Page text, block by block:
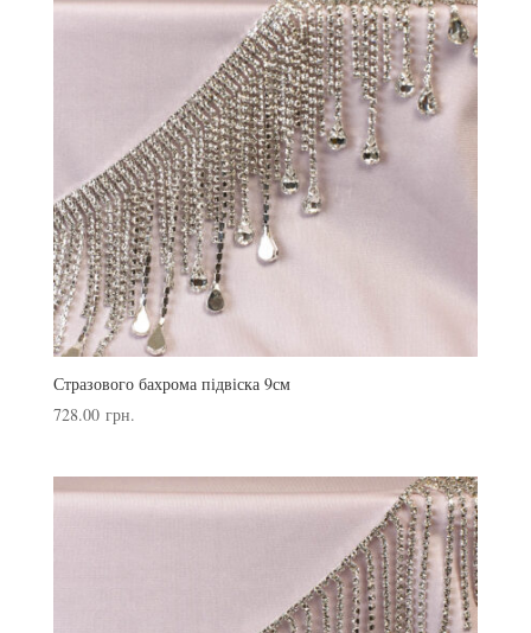
Стразового бахрома підвіска 9см
728.00 грн.